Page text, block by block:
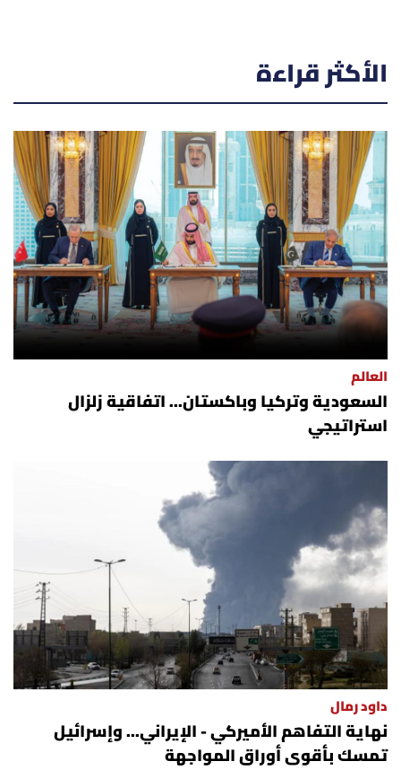
الأكثر قراءة
العالم
السعودية وتركيا وباكستان... اتفاقية زلزال
استراتيجي
داود رمال
نهاية التفاهم الأميركي - الإيراني... وإسرائيل
تمسك بأقوى أوراق المواجهة